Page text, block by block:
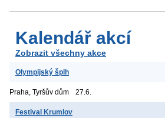
Kalendář akcí
Zobrazit všechny akce
Olympijský šplh
Praha, Tyršův dům 27.6.
Festival Krumlov